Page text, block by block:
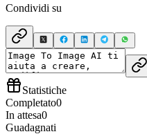
Condividi su
Statistiche
Completato0
In attesa0
Guadagnati